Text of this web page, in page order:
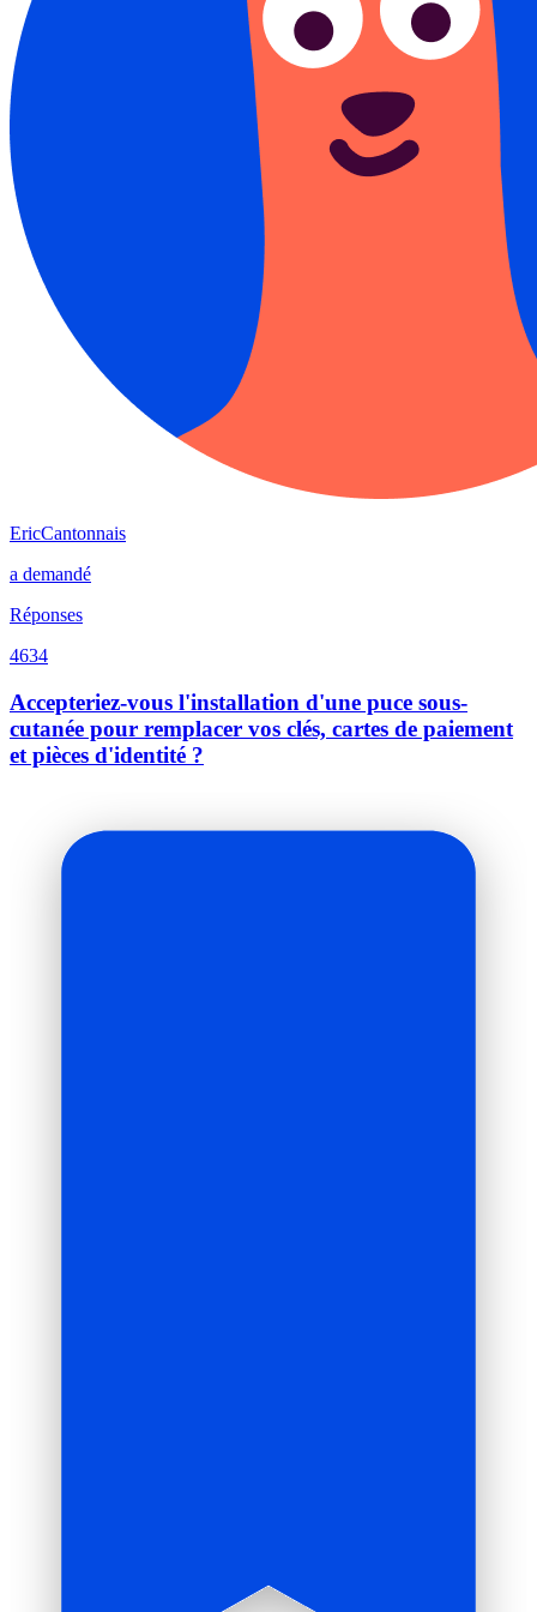
EricCantonnais
a demandé
Réponses
4634
Accepteriez-vous l'installation d'une puce sous-
cutanée pour remplacer vos clés, cartes de paiement
et pièces d'identité ?